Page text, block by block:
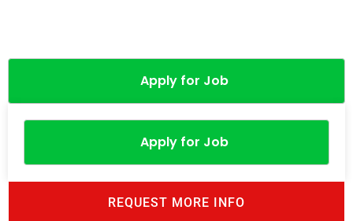
Apply for Job
Apply for Job
REQUEST MORE INFO